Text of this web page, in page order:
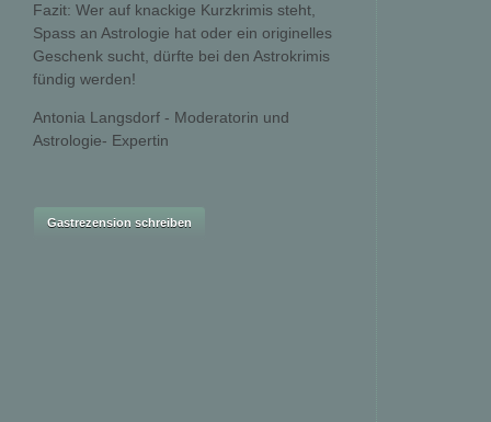
Fazit: Wer auf knackige Kurzkrimis steht,
Spass an Astrologie hat oder ein originelles
Geschenk sucht, dürfte bei den Astrokrimis
fündig werden!
Antonia Langsdorf - Moderatorin und
Astrologie- Expertin